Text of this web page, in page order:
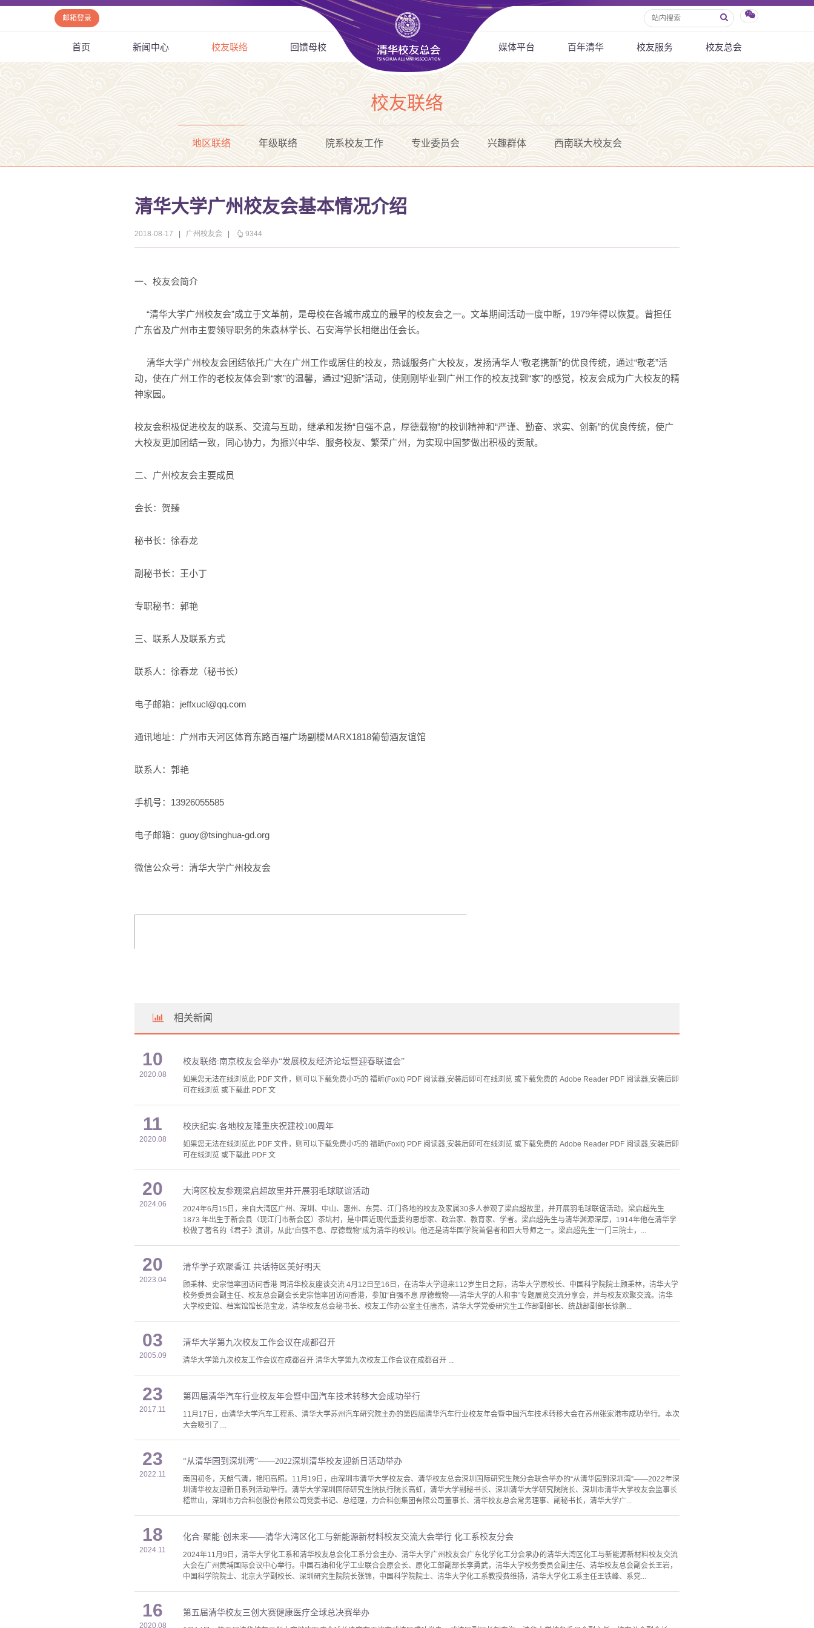
邮箱登录
首页 新闻中心 校友联络 回馈母校 媒体平台 百年清华 校友服务 校友总会
校友联络
地区联络 年级联络 院系校友工作 专业委员会 兴趣群体 西南联大校友会
清华大学广州校友会基本情况介绍
2018-08-17 广州校友会 9344
一、 校友会简介
“清华大学广州校友会”成立于文革前，是母校在各城市成立的最早的校友会之一。文革期间活动一度中断，1979年得以恢复。曾担任
广东省及广州市主要领导职务的朱森林学长、石安海学长相继出任会长。
清华大学广州校友会团结依托广大在广州工作或居住的校友，热诚服务广大校友，发扬清华人“敬老携新”的优良传统，通过“敬老”活
动，使在广州工作的老校友体会到“家”的温馨，通过“迎新”活动，使刚刚毕业到广州工作的校友找到“家”的感觉，校友会成为广大校友的精
神家园。
校友会积极促进校友的联系、交流与互助，继承和发扬“自强不息，厚德载物”的校训精神和“严谨、勤奋、求实、创新”的优良传统，使广
大校友更加团结一致，同心协力，为振兴中华、服务校友、繁荣广州，为实现中国梦做出积极的贡献。
二、广州校友会主要成员
会长：贺臻
秘书长：徐春龙
副秘书长：王小丁
专职秘书：郭艳
三、联系人及联系方式
联系人：徐春龙（秘书长）
电子邮箱：jeffxucl@qq.com
通讯地址：广州市天河区体育东路百福广场副楼MARX1818葡萄酒友谊馆
联系人：郭艳
手机号：13926055585
电子邮箱：guoy@tsinghua-gd.org
微信公众号：清华大学广州校友会
相关新闻
10
2020.08
校友联络:南京校友会举办“发展校友经济论坛暨迎春联谊会”
如果您无法在线浏览此 PDF 文件，则可以下载免费小巧的 福昕(Foxit) PDF 阅读器,安装后即可在线浏览 或下载免费的 Adobe Reader PDF 阅读器,安装后即
可在线浏览 或下载此 PDF 文
11
2020.08
校庆纪实:各地校友隆重庆祝建校100周年
如果您无法在线浏览此 PDF 文件，则可以下载免费小巧的 福昕(Foxit) PDF 阅读器,安装后即可在线浏览 或下载免费的 Adobe Reader PDF 阅读器,安装后即
可在线浏览 或下载此 PDF 文
20
2024.06
大湾区校友参观梁启超故里并开展羽毛球联谊活动
2024年6月15日，来自大湾区广州、深圳、中山、惠州、东莞、江门各地的校友及家属30多人参观了梁启超故里，并开展羽毛球联谊活动。梁启超先生
1873 年出生于新会县（现江门市新会区）茶坑村，是中国近现代重要的思想家、政治家、教育家、学者。梁启超先生与清华渊源深厚，1914年他在清华学
校做了著名的《君子》演讲，从此“自强不息、厚德载物”成为清华的校训。他还是清华国学院首倡者和四大导师之一。梁启超先生“一门三院士，...
20
2023.04
清华学子欢聚香江 共话特区美好明天
顾秉林、史宗恺率团访问香港 同清华校友座谈交流 4月12日至16日，在清华大学迎来112岁生日之际，清华大学原校长、中国科学院院士顾秉林，清华大学
校务委员会副主任、校友总会副会长史宗恺率团访问香港，参加“自强不息 厚德载物──清华大学的人和事”专题展览交流分享会，并与校友欢聚交流。清华
大学校史馆、档案馆馆长范宝龙，清华校友总会秘书长、校友工作办公室主任唐杰，清华大学党委研究生工作部副部长、统战部副部长徐鹏...
03
2005.09
清华大学第九次校友工作会议在成都召开
清华大学第九次校友工作会议在成都召开 清华大学第九次校友工作会议在成都召开 ...
23
2017.11
第四届清华汽车行业校友年会暨中国汽车技术转移大会成功举行
11月17日，由清华大学汽车工程系、清华大学苏州汽车研究院主办的第四届清华汽车行业校友年会暨中国汽车技术转移大会在苏州张家港市成功举行。本次
大会吸引了....
23
2022.11
“从清华园到深圳湾”——2022深圳清华校友迎新日活动举办
南国初冬，天朗气清，艳阳高照。11月19日，由深圳市清华大学校友会、清华校友总会深圳国际研究生院分会联合举办的“从清华园到深圳湾”——2022年深
圳清华校友迎新日系列活动举行。清华大学深圳国际研究生院执行院长高虹，清华大学副秘书长、深圳清华大学研究院院长、深圳市清华大学校友会监事长
嵇世山，深圳市力合科创股份有限公司党委书记、总经理，力合科创集团有限公司董事长、清华校友总会常务理事、副秘书长，清华大学广...
18
2024.11
化合·聚能·创未来——清华大湾区化工与新能源新材料校友交流大会举行 化工系校友分会
2024年11月9日，清华大学化工系和清华校友总会化工系分会主办、清华大学广州校友会广东化学化工分会承办的清华大湾区化工与新能源新材料校友交流
大会在广州黄埔国际会议中心举行。中国石油和化学工业联合会原会长、原化工部副部长李勇武，清华大学校务委员会副主任、清华校友总会副会长王岩，
中国科学院院士、北京大学副校长、深圳研究生院院长张锦，中国科学院院士、清华大学化工系教授费维扬，清华大学化工系主任王铁峰、系党...
16
2020.08
第五届清华校友三创大赛健康医疗全球总决赛举办